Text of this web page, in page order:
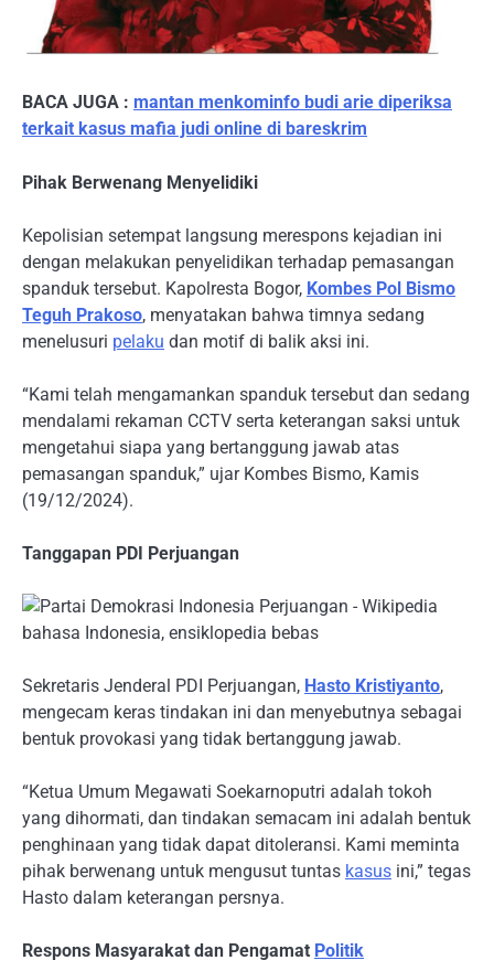
BACA JUGA : mantan menkominfo budi arie diperiksa
terkait kasus mafia judi online di bareskrim
Pihak Berwenang Menyelidiki
Kepolisian setempat langsung merespons kejadian ini
dengan melakukan penyelidikan terhadap pemasangan
spanduk tersebut. Kapolresta Bogor, Kombes Pol Bismo
Teguh Prakoso, menyatakan bahwa timnya sedang
menelusuri pelaku dan motif di balik aksi ini.
“Kami telah mengamankan spanduk tersebut dan sedang
mendalami rekaman CCTV serta keterangan saksi untuk
mengetahui siapa yang bertanggung jawab atas
pemasangan spanduk,” ujar Kombes Bismo, Kamis
(19/12/2024).
Tanggapan PDI Perjuangan
Sekretaris Jenderal PDI Perjuangan, Hasto Kristiyanto,
mengecam keras tindakan ini dan menyebutnya sebagai
bentuk provokasi yang tidak bertanggung jawab.
“Ketua Umum Megawati Soekarnoputri adalah tokoh
yang dihormati, dan tindakan semacam ini adalah bentuk
penghinaan yang tidak dapat ditoleransi. Kami meminta
pihak berwenang untuk mengusut tuntas kasus ini,” tegas
Hasto dalam keterangan persnya.
Respons Masyarakat dan Pengamat Politik